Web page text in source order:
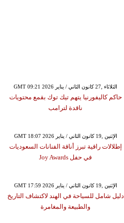
GMT 09:21 2026 الثلاثاء ,27 كانون الثاني / يناير
حاكم كاليفورنيا يتهم تيك توك بقمع محتويات
ناقدة لترامب
GMT 18:07 2026 الإثنين ,19 كانون الثاني / يناير
إطلالات راقية تبرز أناقة الفنانات السعوديات
في حفل Joy Awards
GMT 17:59 2026 الإثنين ,19 كانون الثاني / يناير
دليل شامل للسياحة في الهند لاكتشاف التاريخ
والطبيعة والمغامرة